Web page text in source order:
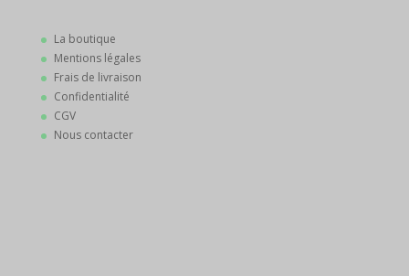
La boutique
Mentions légales
Frais de livraison
Confidentialité
CGV
Nous contacter